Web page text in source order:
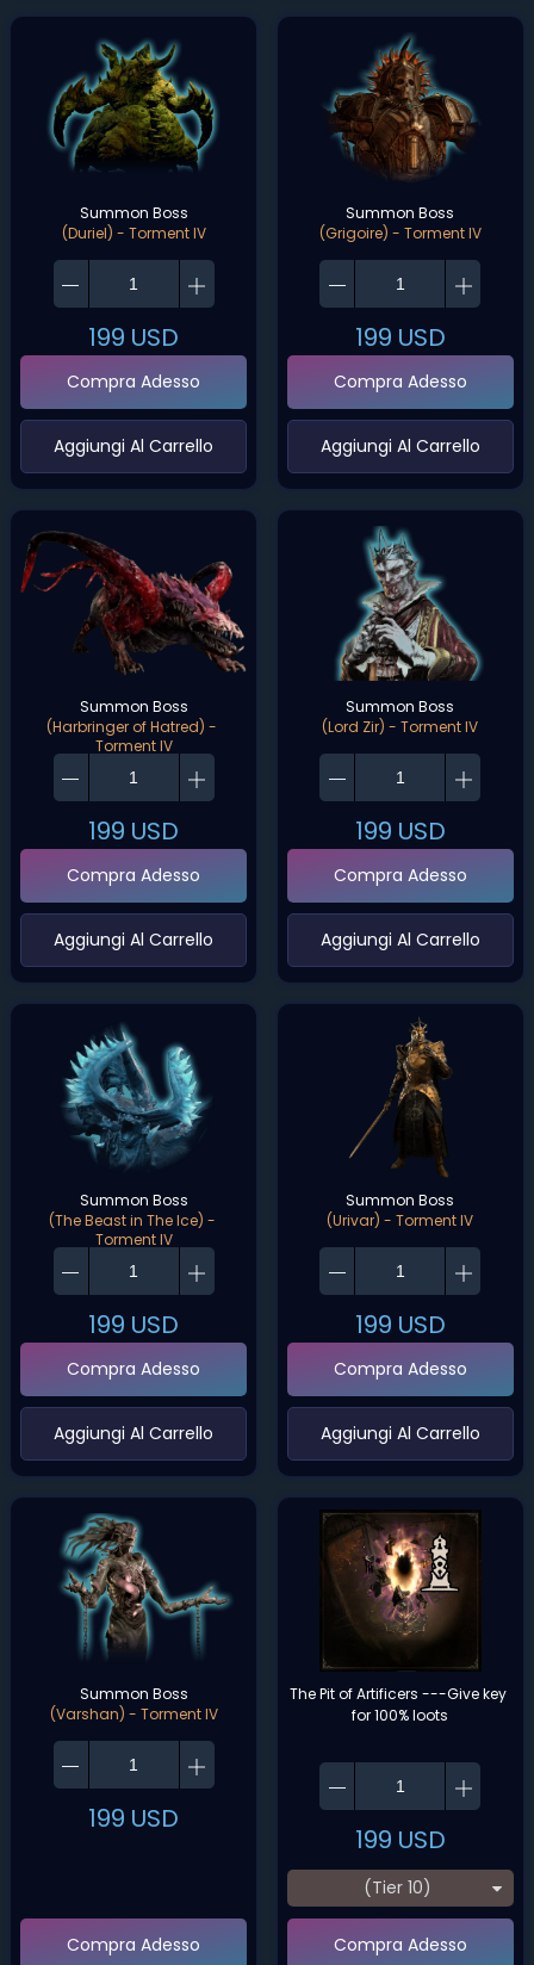
Summon Boss
(Duriel) - Torment IV
199 USD
Compra Adesso
‌Aggiungi Al Carrello‌
Summon Boss
(Grigoire) - Torment IV
199 USD
Compra Adesso
‌Aggiungi Al Carrello‌
Summon Boss
(Harbringer of Hatred) -
Torment IV
199 USD
Compra Adesso
‌Aggiungi Al Carrello‌
Summon Boss
(Lord Zir) - Torment IV
199 USD
Compra Adesso
‌Aggiungi Al Carrello‌
Summon Boss
(The Beast in The Ice) -
Torment IV
199 USD
Compra Adesso
‌Aggiungi Al Carrello‌
Summon Boss
(Urivar) - Torment IV
199 USD
Compra Adesso
‌Aggiungi Al Carrello‌
Summon Boss
(Varshan) - Torment IV
199 USD
Compra Adesso
The Pit of Artificers ---Give key
for 100% loots
199 USD
(Tier 10)
Compra Adesso